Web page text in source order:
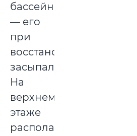
бассейн
— его
при
восстановлении
засыпали.
На
верхнем
этаже
располагался